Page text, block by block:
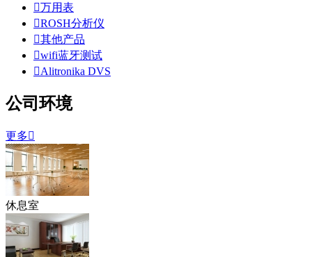
万用表
ROSH分析仪
其他产品
wifi蓝牙测试
Alitronika DVS
公司环境
更多
休息室